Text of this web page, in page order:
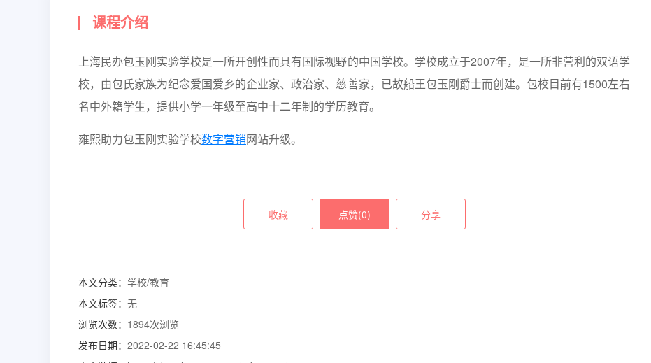
课程介绍
上海民办包玉刚实验学校是一所开创性而具有国际视野的中国学校。学校成立于2007年，是一所非营利的双语学
校，由包氏家族为纪念爱国爱乡的企业家、政治家、慈善家，已故船王包玉刚爵士而创建。包校目前有1500左右
名中外籍学生，提供小学一年级至高中十二年制的学历教育。
雍熙助力包玉刚实验学校数字营销网站升级。
收藏 点赞(0) 分享
本文分类： 学校/教育
本文标签： 无
浏览次数： 1894次浏览
发布日期： 2022-02-22 16:45:45